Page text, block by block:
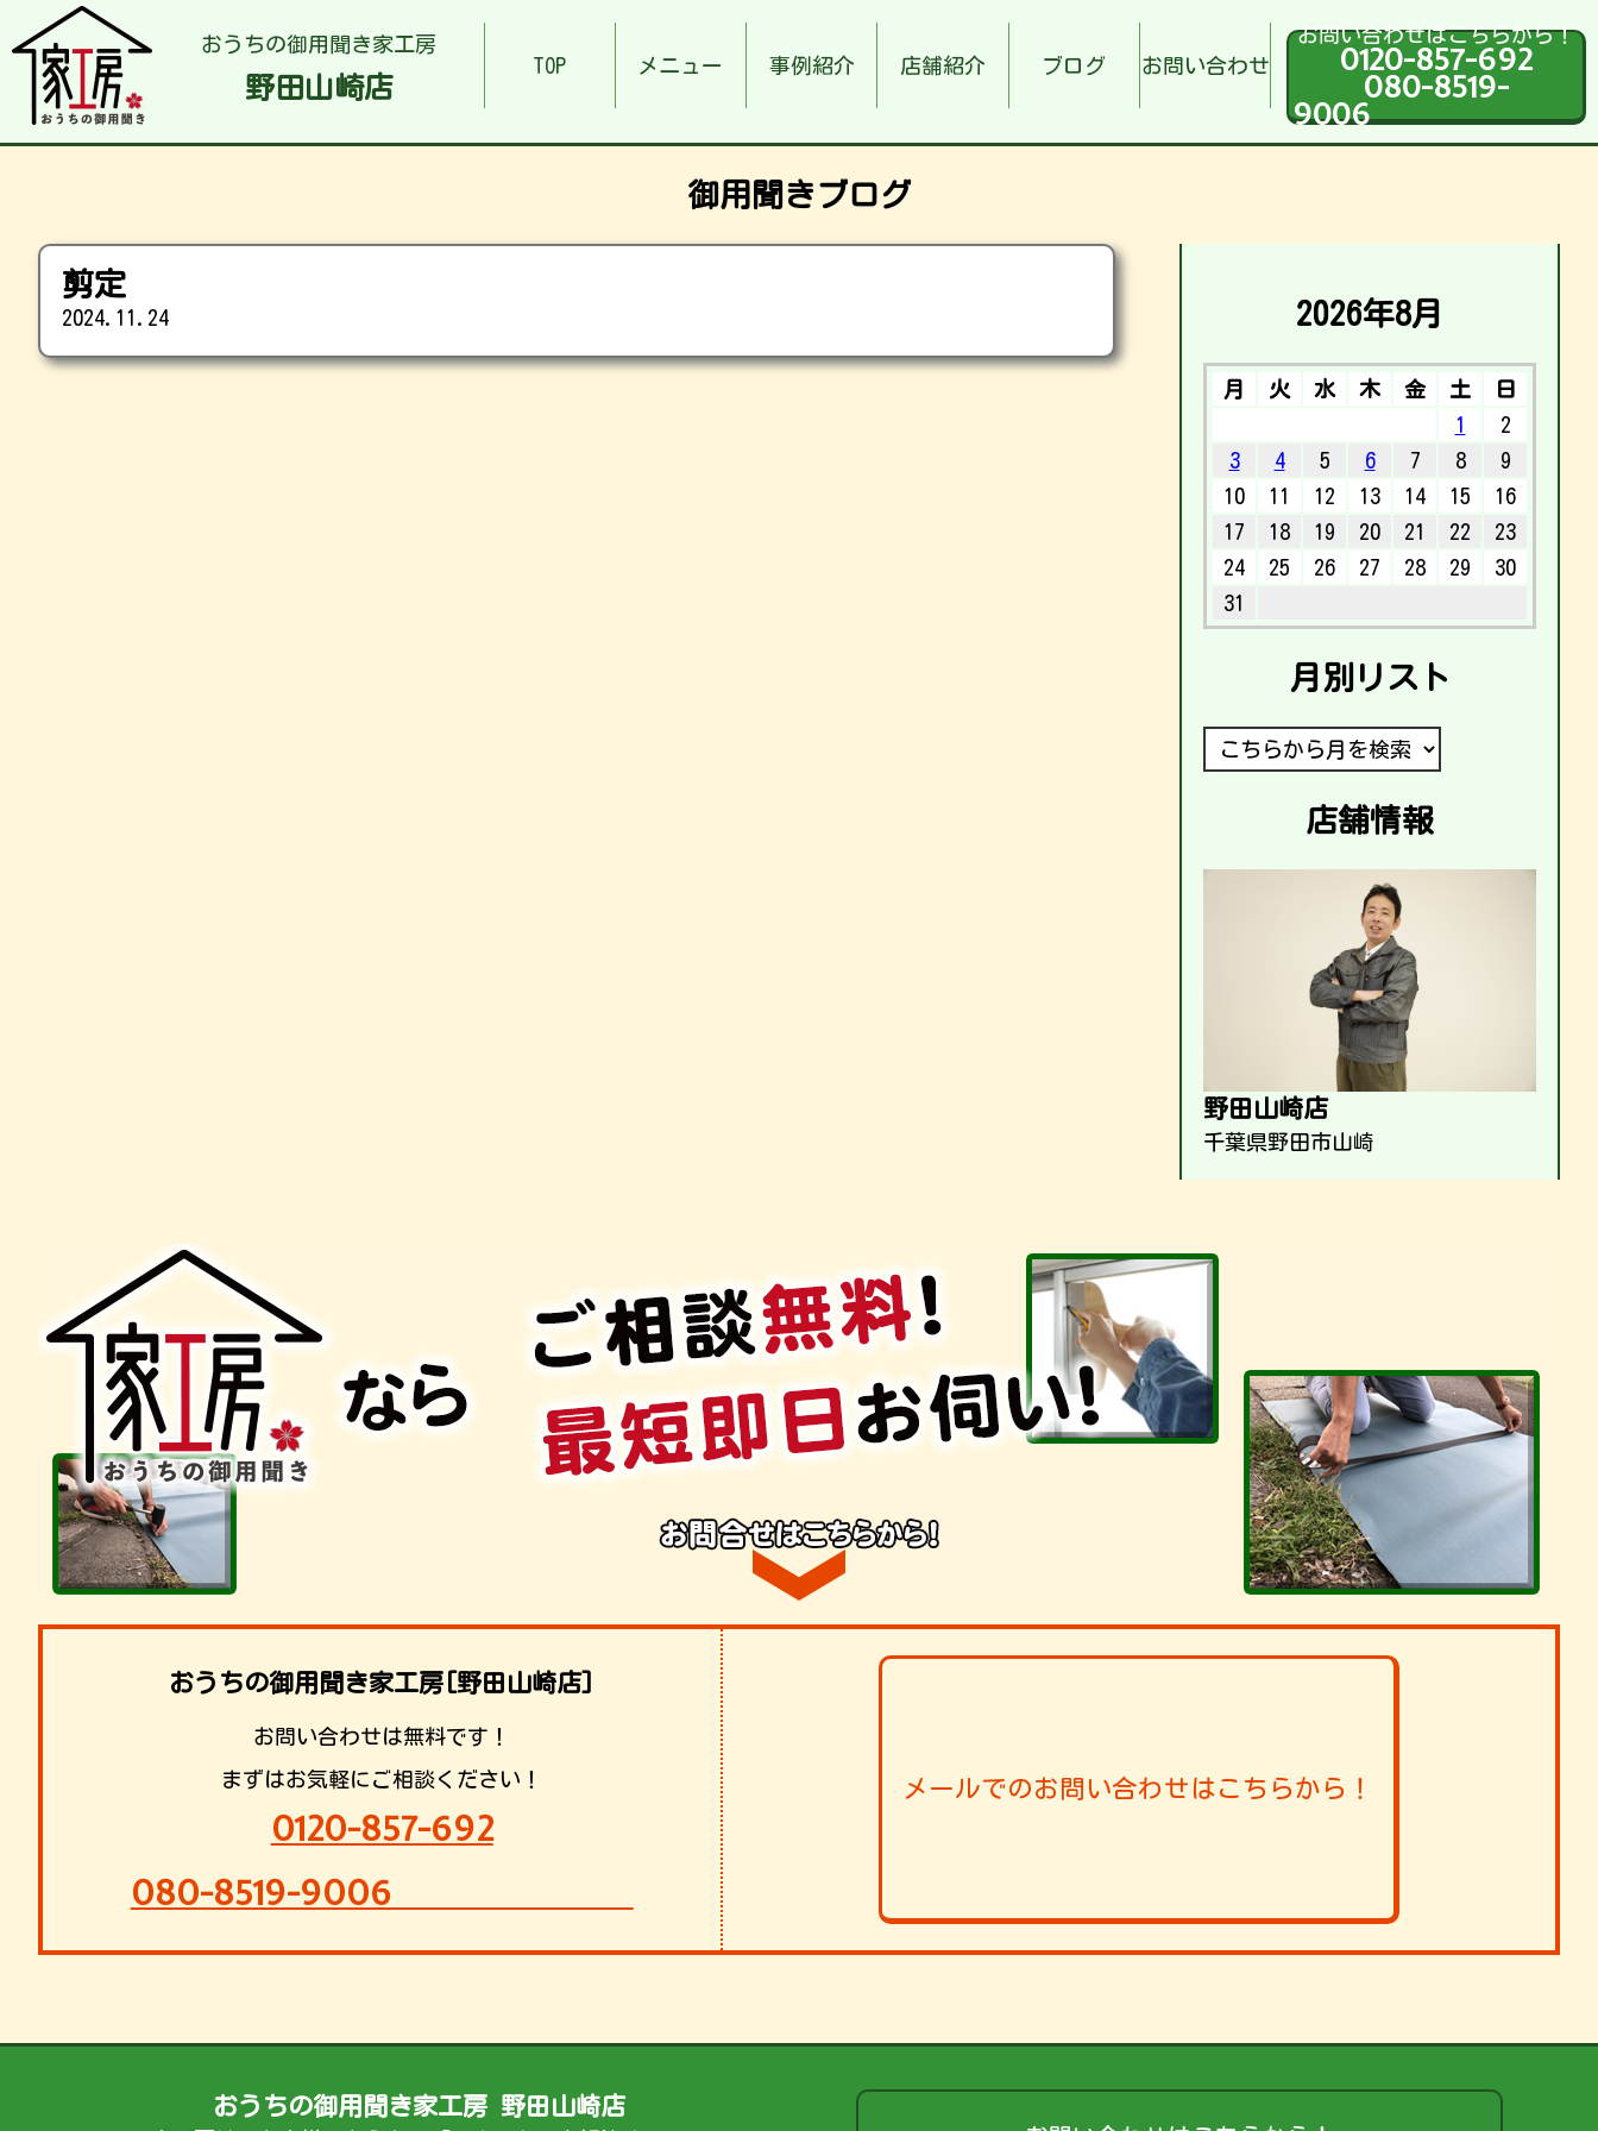
おうちの御用聞き家工房
野田山崎店
TOP メニュー 事例紹介 店舗紹介 ブログ お問い合わせ
お問い合わせはこちらから！
0120-857-692
080-8519-
9006
御用聞きブログ
剪定
2024.11.24 2026年8月
月 火 水 木 金 土
日
1
2
3
4 5 6 7 8
9
10
11 12 13 14 15
16
17
18 19 20 21 22
23
24
25 26 27 28 29
30
31
月別リスト
店舗情報
野田山崎店
千葉県野田市山崎
おうちの御用聞き家工房[野田山崎店]
お問い合わせは無料です！
まずはお気軽にご相談ください！
0120-857-692
080-8519-9006
メールでのお問い合わせはこちらから！
おうちの御用聞き家工房 野田山崎店